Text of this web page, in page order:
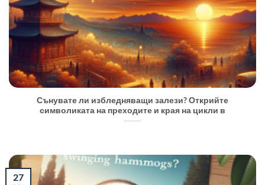
Сънувате ли избледняващи залези? Открийте
символиката на преходите и края на цикли в
27